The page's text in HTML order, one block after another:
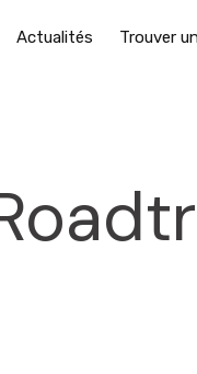
Actualités Trouver